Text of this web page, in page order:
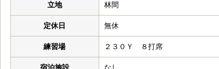
立地 林間
定休日 無休
練習場 ２３０Ｙ ８打席
宿泊施設 なし